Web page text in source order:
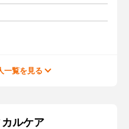
一覧を見る
ルケア